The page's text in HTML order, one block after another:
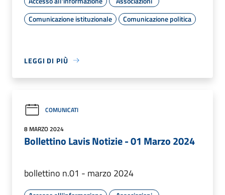
Comunicazione istituzionale
Comunicazione politica
LEGGI DI PIÙ
COMUNICATI
8 MARZO 2024
Bollettino Lavis Notizie - 01 Marzo 2024
bollettino n.01 - marzo 2024